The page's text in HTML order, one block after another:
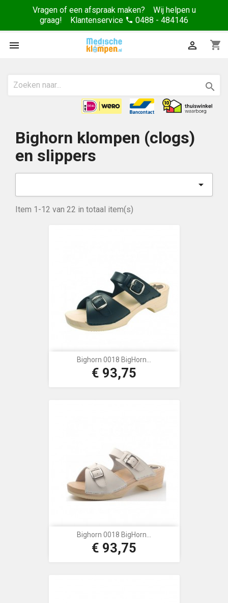
Vragen of een afspraak maken? Wij helpen u
graag! Klantenservice phone 0488 - 484146
 shopping_cart


Bighorn klompen (clogs)
en slippers

Item 1-12 van 22 in totaal item(s)
Bighorn 0018 BigHorn...
Prijs
€ 93,75
Bighorn 0018 BigHorn...
Prijs
€ 93,75